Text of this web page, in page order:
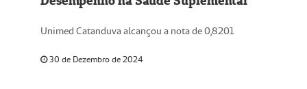
Unimed Catanduva alcançou a nota de 0,8201
30 de Dezembro de 2024